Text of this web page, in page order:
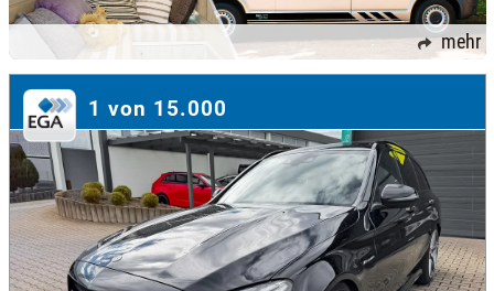
mehr
1 von 15.000